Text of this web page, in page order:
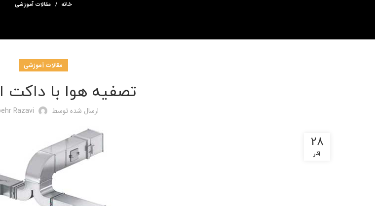
خانه مقالات آموزشی
مقالات آموزشی
تصفیه هوا با داکت
ارسال شده توسط Razavi
28
آذر